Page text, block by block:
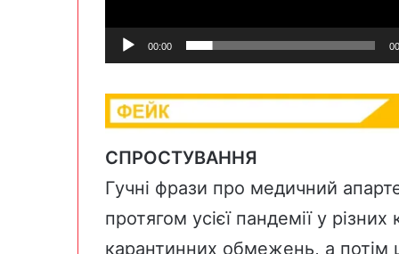
00:00
СПРОСТУВАННЯ
Гучні фрази про медичний
протягом усієї пандемії у
карантинних обмежень, а потім